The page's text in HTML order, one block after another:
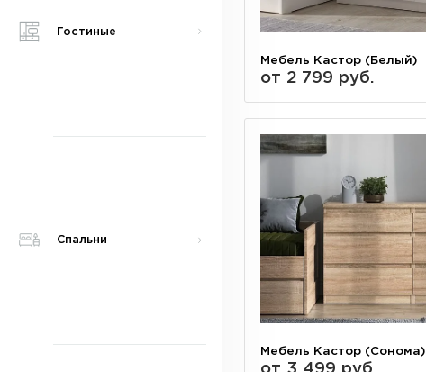
Гостиные
Спальни
Мебель Кастор (Белый)
от 2 799 руб.
Мебель Кастор (Сонома)
от 3 499 руб.